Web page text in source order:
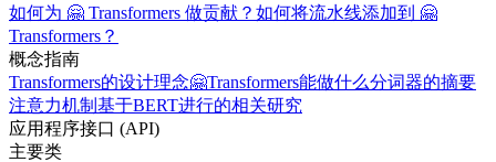
如何为 🤗 Transformers 做贡献？ 如何将流水线添加到 🤗
Transformers？
概念指南
Transformers的设计理念🤗Transformers能做什么分词器的摘要
注意力机制 基于BERT进行的相关研究
应用程序接口 (API)
主要类